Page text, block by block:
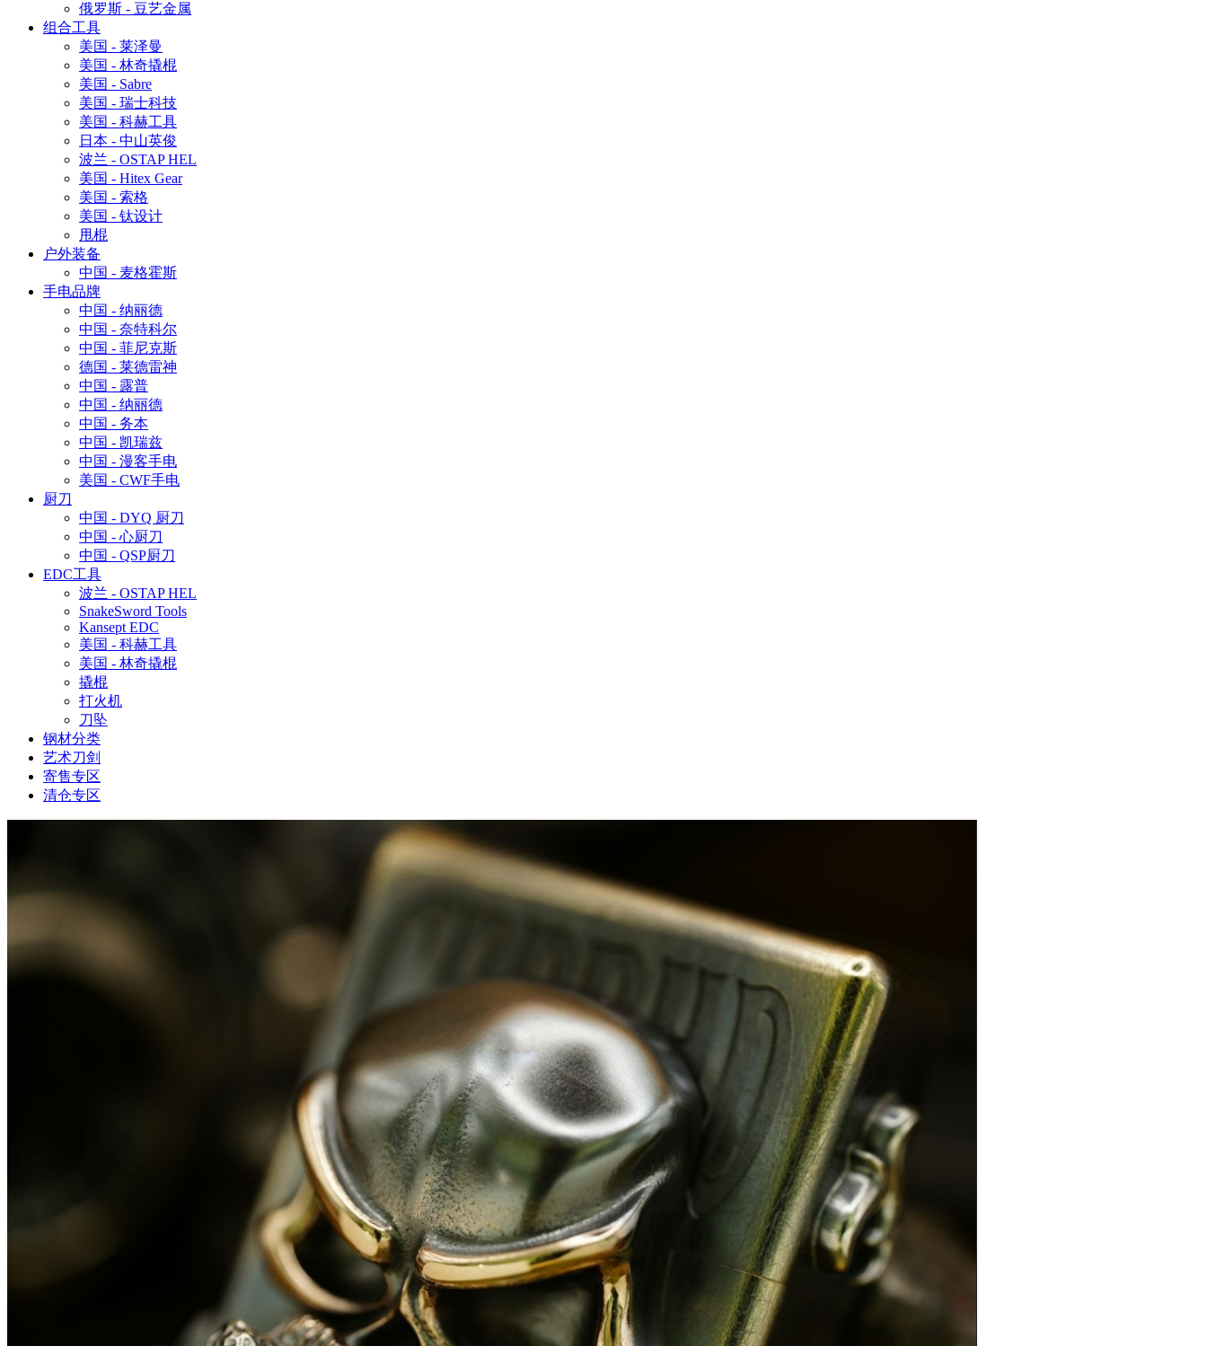
俄罗斯 - 豆艺金属
组合工具
美国 - 莱泽曼
美国 - 林奇撬棍
美国 - Sabre
美国 - 瑞士科技
美国 - 科赫工具
日本 - 中山英俊
波兰 - OSTAP HEL
美国 - Hitex Gear
美国 - 索格
美国 - 钛设计
甩棍
户外装备
中国 - 麦格霍斯
手电品牌
中国 - 纳丽德
中国 - 奈特科尔
中国 - 菲尼克斯
德国 - 莱德雷神
中国 - 露普
中国 - 纳丽德
中国 - 务本
中国 - 凯瑞兹
中国 - 漫客手电
美国 - CWF手电
厨刀
中国 - DYQ 厨刀
中国 - 心厨刀
中国 - QSP厨刀
EDC工具
波兰 - OSTAP HEL
SnakeSword Tools
Kansept EDC
美国 - 科赫工具
美国 - 林奇撬棍
撬棍
打火机
刀坠
钢材分类
艺术刀剑
寄售专区
清仓专区